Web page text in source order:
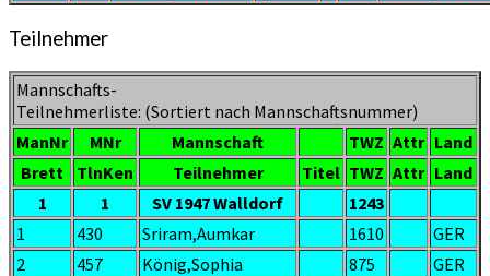
Teilnehmer
Mannschafts-
Teilnehmerliste: (Sortiert nach Mannschaftsnummer)
ManNr
MNr Mannschaft TWZ Attr Land
Brett
TlnKen Teilnehmer Titel TWZ Attr Land
1
1 SV 1947 Walldorf
1243
1
430 Sriram,Aumkar 1610
GER
2
457 König,Sophia 875 GER